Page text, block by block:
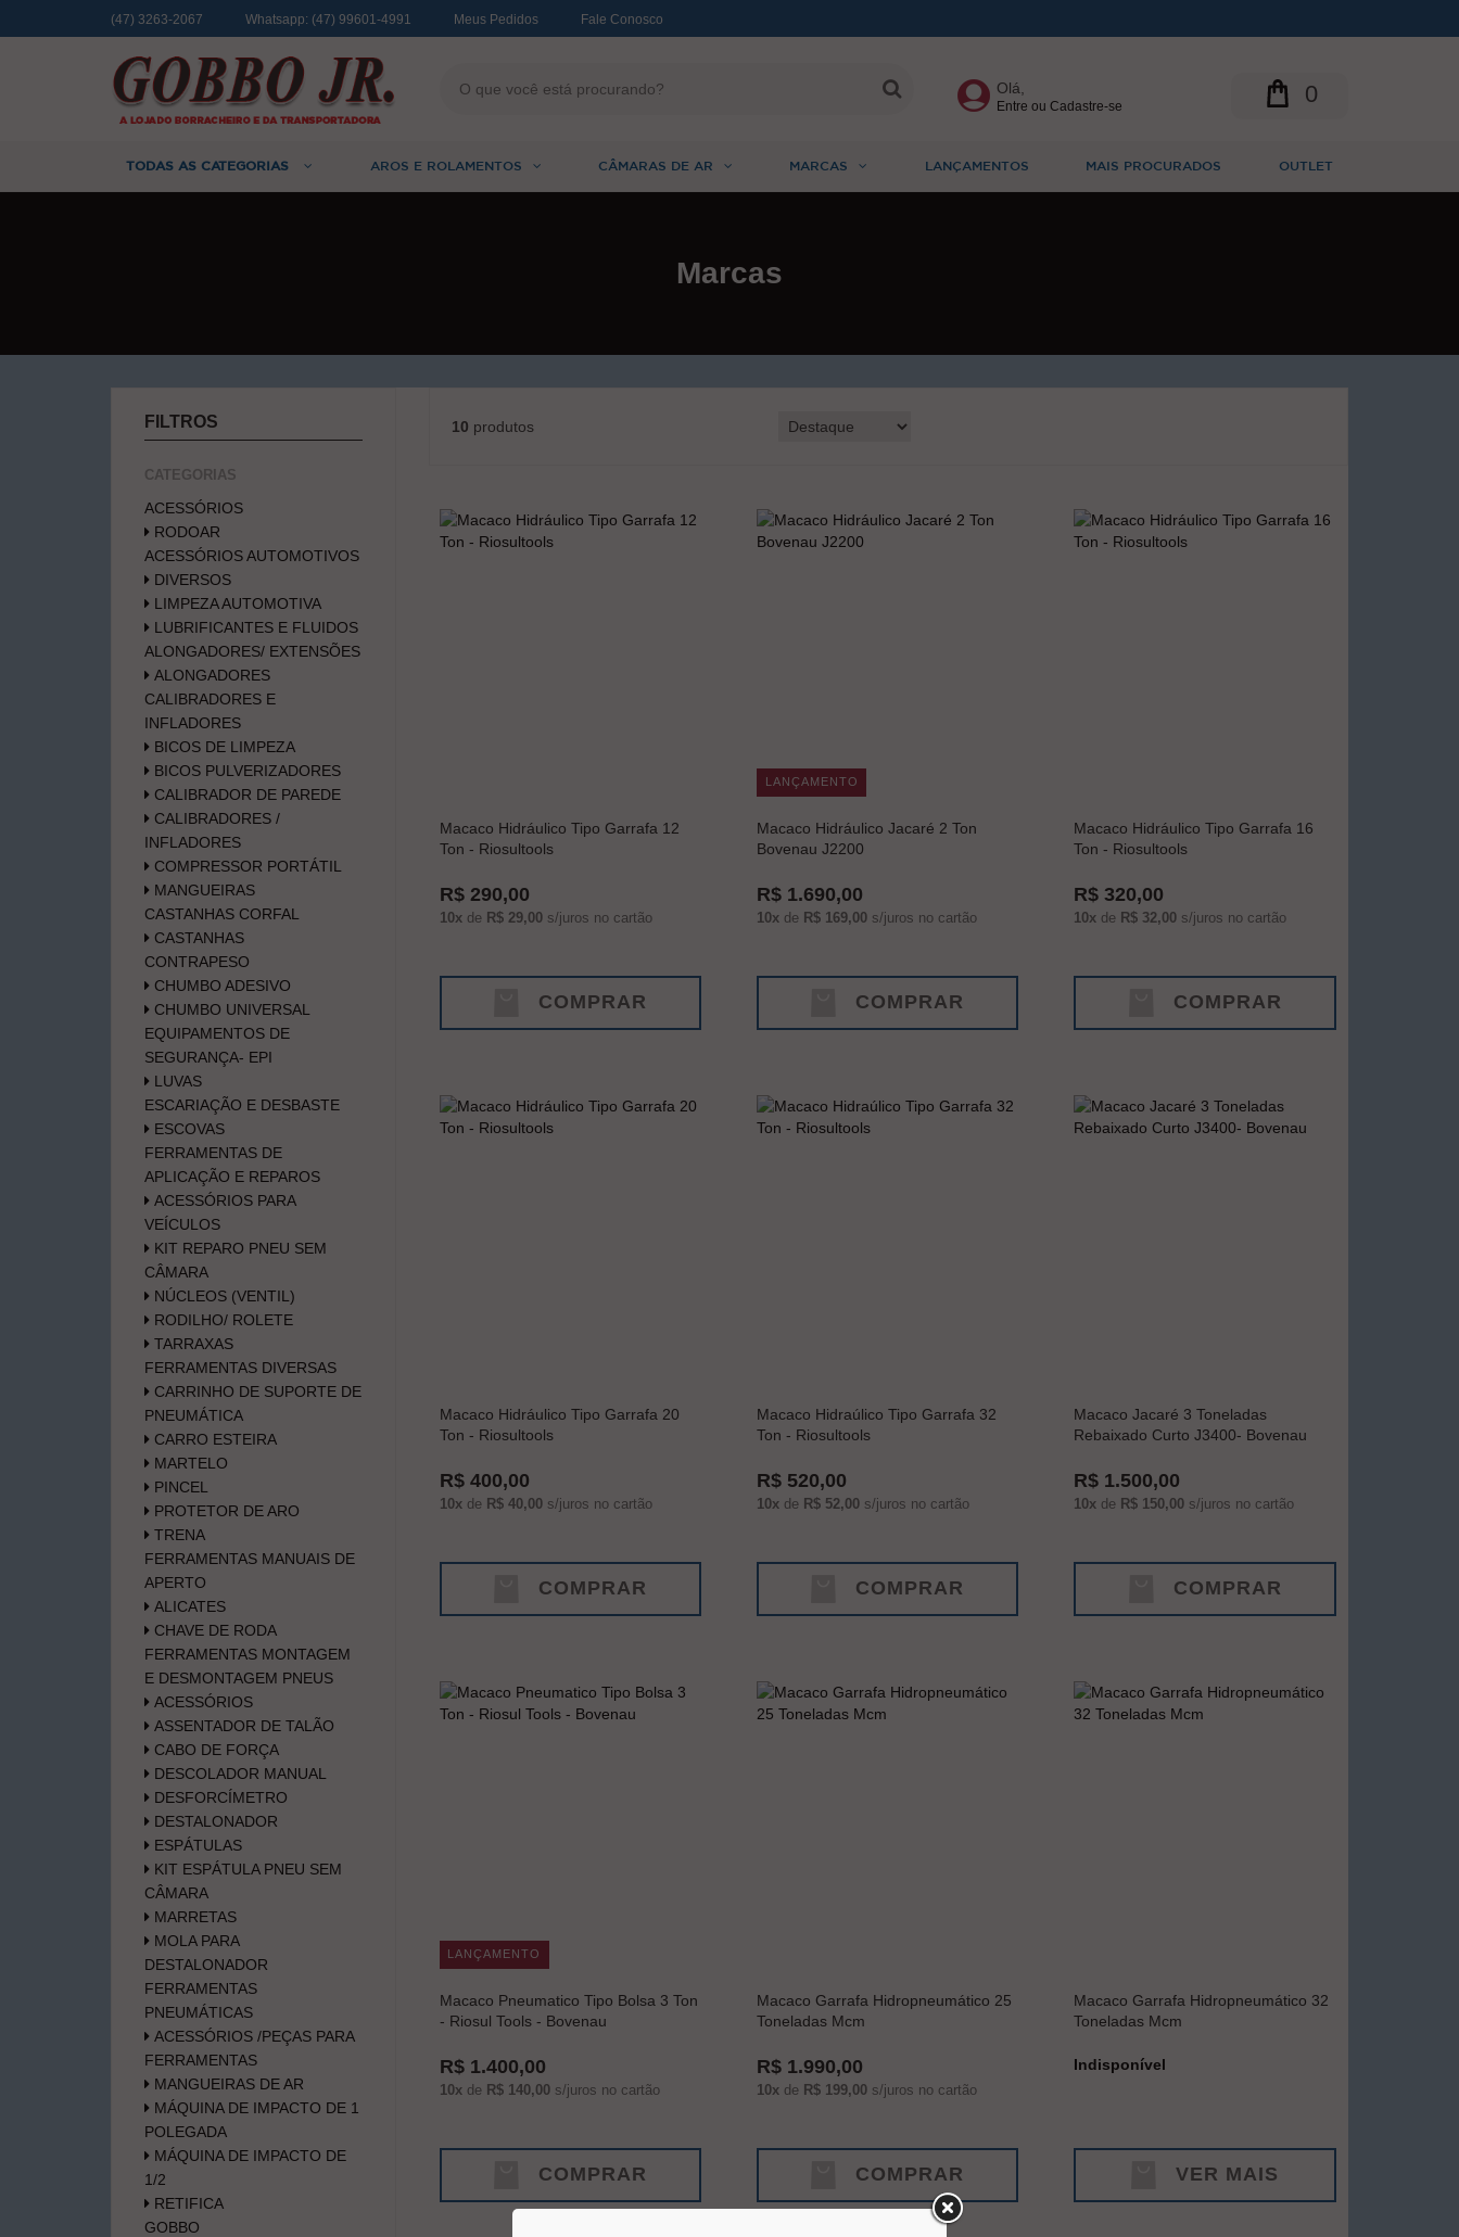
(47) 3263-2067 Whatsapp: (47) 99601-4991 Meus Pedidos Fale Conosco
Olá,
Entre ou Cadastre-se 0
TODAS AS CATEGORIAS AROS E ROLAMENTOS CÂMARAS DE AR MARCAS LANÇAMENTOS MAIS PROCURADOS OUTLET
Marcas
FILTROS
CATEGORIAS
ACESSÓRIOS
RODOAR
ACESSÓRIOS AUTOMOTIVOS
DIVERSOS
LIMPEZA AUTOMOTIVA
LUBRIFICANTES E FLUIDOS
ALONGADORES/ EXTENSÕES
ALONGADORES
CALIBRADORES E
INFLADORES
BICOS DE LIMPEZA
BICOS PULVERIZADORES
CALIBRADOR DE PAREDE
CALIBRADORES /
INFLADORES
COMPRESSOR PORTÁTIL
MANGUEIRAS
CASTANHAS CORFAL
CASTANHAS
CONTRAPESO
CHUMBO ADESIVO
CHUMBO UNIVERSAL
EQUIPAMENTOS DE
SEGURANÇA- EPI
LUVAS
ESCARIAÇÃO E DESBASTE
ESCOVAS
FERRAMENTAS DE
APLICAÇÃO E REPAROS
ACESSÓRIOS PARA
VEÍCULOS
KIT REPARO PNEU SEM
CÂMARA
NÚCLEOS (VENTIL)
RODILHO/ ROLETE
TARRAXAS
FERRAMENTAS DIVERSAS
CARRINHO DE SUPORTE DE
PNEUMÁTICA
CARRO ESTEIRA
MARTELO
PINCEL
PROTETOR DE ARO
TRENA
FERRAMENTAS MANUAIS DE
APERTO
ALICATES
CHAVE DE RODA
FERRAMENTAS MONTAGEM
E DESMONTAGEM PNEUS
ACESSÓRIOS
ASSENTADOR DE TALÃO
CABO DE FORÇA
DESCOLADOR MANUAL
DESFORCÍMETRO
DESTALONADOR
ESPÁTULAS
KIT ESPÁTULA PNEU SEM
CÂMARA
MARRETAS
MOLA PARA
DESTALONADOR
FERRAMENTAS
PNEUMÁTICAS
ACESSÓRIOS /PEÇAS PARA
FERRAMENTAS
MANGUEIRAS DE AR
MÁQUINA DE IMPACTO DE 1
POLEGADA
MÁQUINA DE IMPACTO DE
1/2
RETIFICA
GOBBO
10 produtos
Macaco Hidráulico Tipo Garrafa 12
Ton - Riosultools
R$ 290,00
10xde R$ 29,00s/juros no cartão
COMPRAR
LANÇAMENTO
Macaco Hidráulico Jacaré 2 Ton
Bovenau J2200
R$ 1.690,00
10xde R$ 169,00s/juros no cartão
COMPRAR
Macaco Hidráulico Tipo Garrafa 16
Ton - Riosultools
R$ 320,00
10x de R$ 32,00 s/juros no cartão
COMPRAR
Macaco Hidráulico Tipo Garrafa 20
Ton - Riosultools
R$ 400,00
10xde R$ 40,00s/juros no cartão
COMPRAR
Macaco Hidraúlico Tipo Garrafa 32
Ton - Riosultools
R$ 520,00
10xde R$ 52,00s/juros no cartão
COMPRAR
Macaco Jacaré 3 Toneladas
Rebaixado Curto J3400- Bovenau
R$ 1.500,00
10x de R$ 150,00 s/juros no cartão
COMPRAR
LANÇAMENTO
Macaco Pneumatico Tipo Bolsa 3 Ton
- Riosul Tools - Bovenau
R$ 1.400,00
10xde R$ 140,00s/juros no cartão
COMPRAR
Macaco Garrafa Hidropneumático 25
Toneladas Mcm
R$ 1.990,00
10xde R$ 199,00s/juros no cartão
COMPRAR
Macaco Garrafa Hidropneumático 32
Toneladas Mcm
Indisponível
VER MAIS